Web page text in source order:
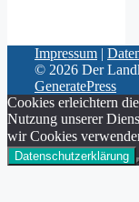
Impressum |
© 2026 Der
GeneratePress
Cookies erleichtern
Nutzung unserer
wir Cookies
Datenschutzerklärung